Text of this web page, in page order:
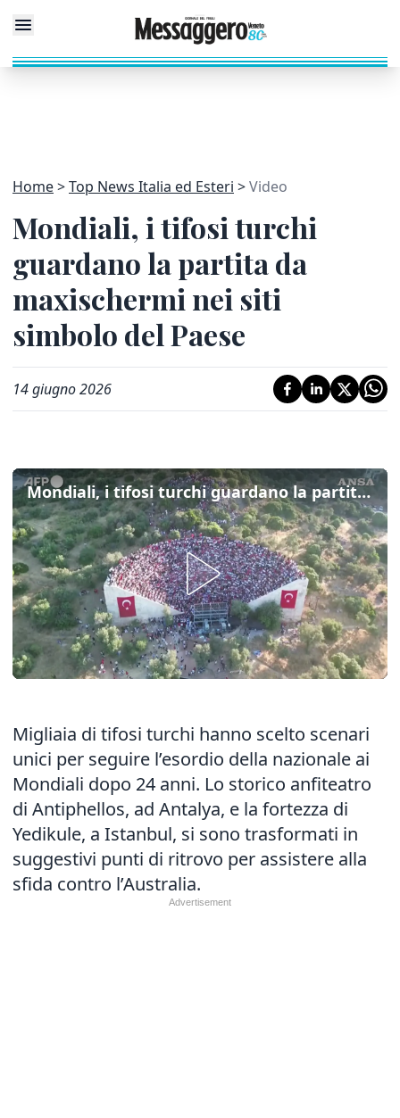
Home Top News Italia ed Esteri Video
Mondiali, i tifosi turchi
guardano la partita da
maxischermi nei siti
simbolo del Paese
14 giugno 2026
Mondiali, i tifosi turchi guardano la partita da maxischermi nei siti simbolo del Paese
Migliaia di tifosi turchi hanno scelto scenari
unici per seguire l’esordio della nazionale ai
Mondiali dopo 24 anni. Lo storico anfiteatro
di Antiphellos, ad Antalya, e la fortezza di
Yedikule, a Istanbul, si sono trasformati in
suggestivi punti di ritrovo per assistere alla
sfida contro l’Australia.